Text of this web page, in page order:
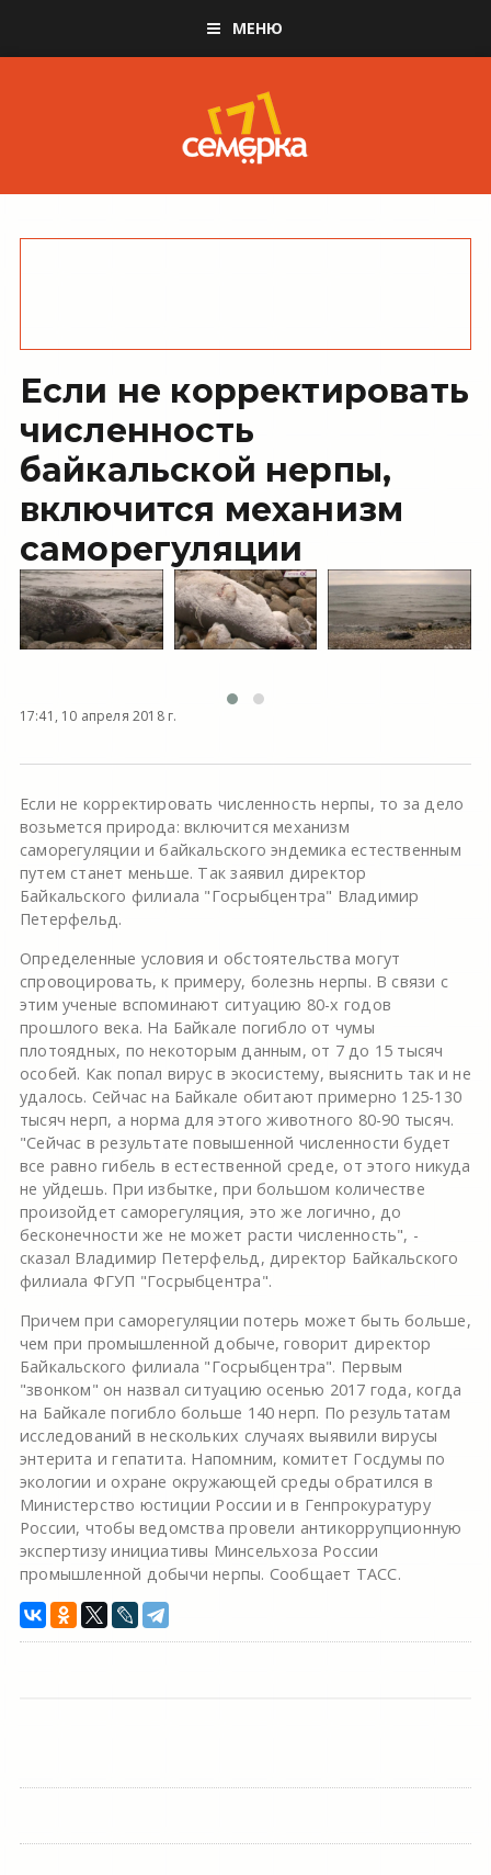
МЕНЮ
Если не корректировать
численность
байкальской нерпы,
включится механизм
саморегуляции
17:41, 10 апреля 2018 г.
Если не корректировать численность нерпы, то за дело
возьмется природа: включится механизм
саморегуляции и байкальского эндемика естественным
путем станет меньше. Так заявил директор
Байкальского филиала "Госрыбцентра" Владимир
Петерфельд.
Определенные условия и обстоятельства могут
спровоцировать, к примеру, болезнь нерпы. В связи с
этим ученые вспоминают ситуацию 80-х годов
прошлого века. На Байкале погибло от чумы
плотоядных, по некоторым данным, от 7 до 15 тысяч
особей. Как попал вирус в экосистему, выяснить так и не
удалось. Сейчас на Байкале обитают примерно 125-130
тысяч нерп, а норма для этого животного 80-90 тысяч.
"Сейчас в результате повышенной численности будет
все равно гибель в естественной среде, от этого никуда
не уйдешь. При избытке, при большом количестве
произойдет саморегуляция, это же логично, до
бесконечности же не может расти численность", -
сказал Владимир Петерфельд, директор Байкальского
филиала ФГУП "Госрыбцентра".
Причем при саморегуляции потерь может быть больше,
чем при промышленной добыче, говорит директор
Байкальского филиала "Госрыбцентра". Первым
"звонком" он назвал ситуацию осенью 2017 года, когда
на Байкале погибло больше 140 нерп. По результатам
исследований в нескольких случаях выявили вирусы
энтерита и гепатита. Напомним, комитет Госдумы по
экологии и охране окружающей среды обратился в
Министерство юстиции России и в Генпрокуратуру
России, чтобы ведомства провели антикоррупционную
экспертизу инициативы Минсельхоза России
промышленной добычи нерпы. Сообщает ТАСС.